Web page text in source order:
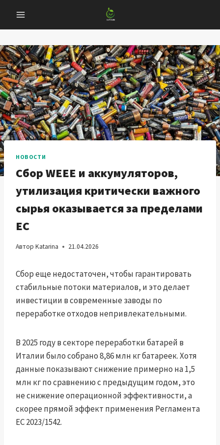
содержанию
НОВОСТИ
Сбор WEEE и аккумуляторов,
утилизация критически важного
сырья оказывается за пределами
ЕС
Автор Katarina 21.04.2026
Сбор еще недостаточен, чтобы гарантировать
стабильные потоки материалов, и это делает
инвестиции в современные заводы по
переработке отходов непривлекательными.
В 2025 году в секторе переработки батарей в
Италии было собрано 8,86 млн кг батареек. Хотя
данные показывают снижение примерно на 1,5
млн кг по сравнению с предыдущим годом, это
не снижение операционной эффективности, а
скорее прямой эффект применения Регламента
ЕС 2023/1542.